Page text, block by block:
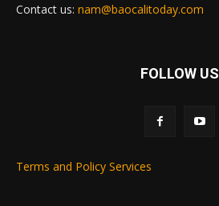
Contact us: nam@baocalitoday.com
FOLLOW US
Terms and Policy Services